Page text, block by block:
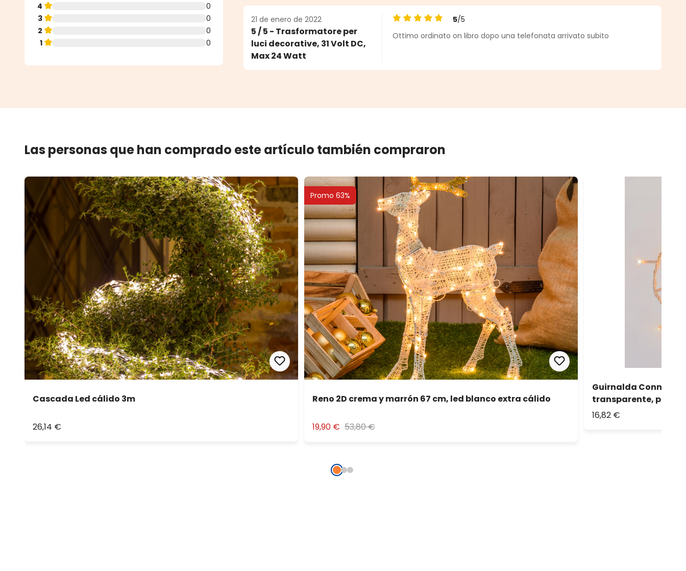
4
0
3
0
2
0
1
0
21 de enero de 2022
5 / 5 - Trasformatore per
luci decorative, 31 Volt DC,
Max 24 Watt
Calificación promedio de 5 de 5 estrellas
5/5
Ottimo ordinato on libro dopo una telefonata arrivato subito
Las personas que han comprado este artículo también compraron
Cascada Led cálido 3m
26,14 €
Promo 63%
Reno 2D crema y marrón 67 cm, led blanco extra cálido
19,90 € 53,80 €
Guirnalda Connect+
transparente,
16,82 €